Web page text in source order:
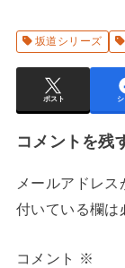
坂道シリーズ
ポスト
コメントを残
メールアドレス
付いている欄は
コメント ※